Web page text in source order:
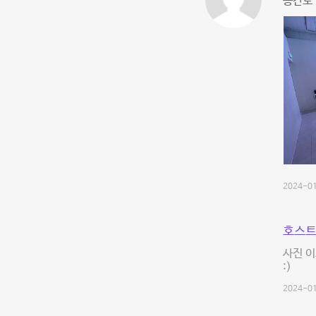
2024-
호스
사진
:)
2024-